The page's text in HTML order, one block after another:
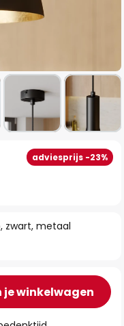
zwart, metaal
adviesprijs -23%
je winkelwagen